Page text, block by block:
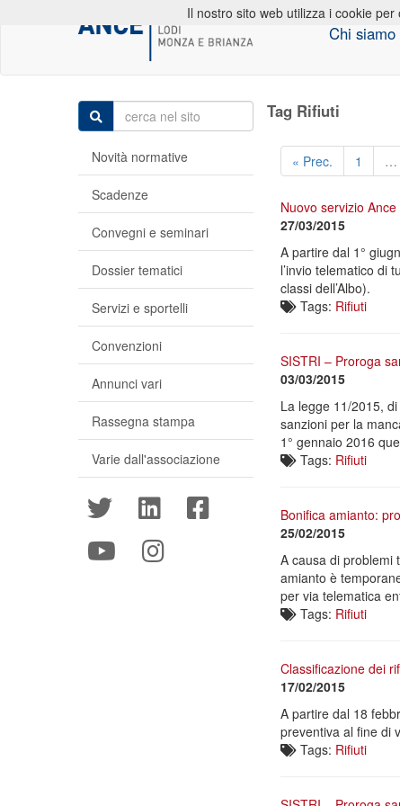
Chi siamo
Tag Rifiuti
« Prec. 1 …
Nuovo servizio
27/03/2015
A partire dal 1°
l’invio telematico di
classi dell’Albo).
Tags: Rifiuti
SISTRI – Proroga
03/03/2015
La legge 11/2015,
sanzioni per la
1° gennaio 2016
Tags: Rifiuti
Bonifica amianto:
25/02/2015
A causa di problemi
amianto è
per via telematica
Tags: Rifiuti
Classificazione dei
17/02/2015
A partire dal 18
preventiva al fine di
Tags: Rifiuti
Novità normative
Scadenze
Convegni e seminari
Dossier tematici
Servizi e sportelli
Convenzioni
Annunci vari
Rassegna stampa
Varie dall'associazione
Il nostro sito web utilizza i cookie